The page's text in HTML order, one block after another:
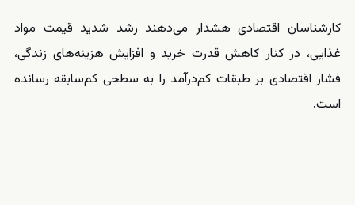
کارشناسان اقتصادی هشدار می‌دهند رشد شدید قیمت مواد
غذایی، در کنار کاهش قدرت خرید و افزایش هزینه‌های زندگی،
فشار اقتصادی بر طبقات کم‌درآمد را به سطحی کم‌سابقه رسانده
است.